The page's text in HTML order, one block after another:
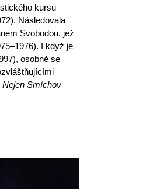
kursu
Následovala
Svobodou, jež
I když je
osobně se
Smíchov